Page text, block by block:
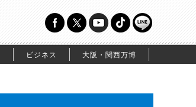
ビジネス 大阪・関西万博